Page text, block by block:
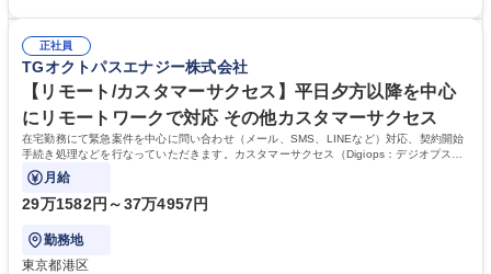
表するインフラ企業 #ポテンシャル採用
72.html ■エネルギーセキュリティの不安定化や気候変動による自然災害の
甚大化など、これまで以上に社会課題解決の重要性が高まっています。
「未来の日常」の創造に向けて持続可能な社会の実現に貢献してまいりま
す。 学歴・資格 学歴：大学院 大学 語学力： 資格：
正社員
TGオクトパスエナジー株式会社
【リモート/カスタマーサクセス】平日夕方以降を中心
にリモートワークで対応 その他カスタマーサクセス
在宅勤務にて緊急案件を中心に問い合わせ（メール、SMS、LINEなど）対応、契約開始
手続き処理などを行なっていただきます。カスタマーサクセス（Digiops：デジオプス）
と運用構築の業務となります。
月給
29万1582円～37万4957円
勤務地
東京都港区